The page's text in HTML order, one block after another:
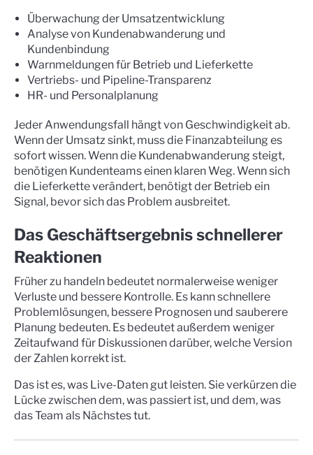
Überwachung der Umsatzentwicklung
Analyse von Kundenabwanderung und
Kundenbindung
Warnmeldungen für Betrieb und Lieferkette
Vertriebs- und Pipeline-Transparenz
HR- und Personalplanung
Jeder Anwendungsfall hängt von Geschwindigkeit ab.
Wenn der Umsatz sinkt, muss die Finanzabteilung es
sofort wissen. Wenn die Kundenabwanderung steigt,
benötigen Kundenteams einen klaren Weg. Wenn sich
die Lieferkette verändert, benötigt der Betrieb ein
Signal, bevor sich das Problem ausbreitet.
Das Geschäftsergebnis schnellerer
Reaktionen
Früher zu handeln bedeutet normalerweise weniger
Verluste und bessere Kontrolle. Es kann schnellere
Problemlösungen, bessere Prognosen und sauberere
Planung bedeuten. Es bedeutet außerdem weniger
Zeitaufwand für Diskussionen darüber, welche Version
der Zahlen korrekt ist.
Das ist es, was Live-Daten gut leisten. Sie verkürzen die
Lücke zwischen dem, was passiert ist, und dem, was
das Team als Nächstes tut.